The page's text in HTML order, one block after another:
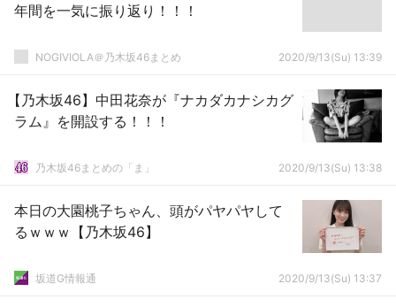
年間を一気に振り返り！！！
NOGIVIOLA＠乃木坂46まとめ 2020/9/13(Su) 13:39
【乃木坂46】中田花奈が『ナカダカナシカグ
ラム』を開設する！！！
乃木坂46まとめの「ま」 2020/9/13(Su) 13:38
本日の大園桃子ちゃん、頭がパヤパヤして
るｗｗｗ【乃木坂46】
坂道G情報通 2020/9/13(Su) 13:37